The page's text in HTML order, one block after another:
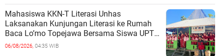
Mahasiswa KKN-T Literasi Unhas
Laksanakan Kunjungan Literasi ke Rumah
Baca Lo’mo Topejawa Bersama Siswa UPT
SDN 66 Kajang
06/08/2026, 04:35 WIB